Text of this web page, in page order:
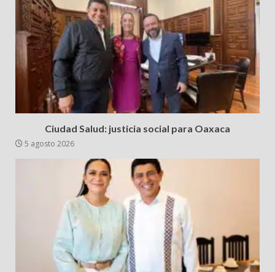
Ciudad Salud: justicia social para Oaxaca
5 agosto 2026